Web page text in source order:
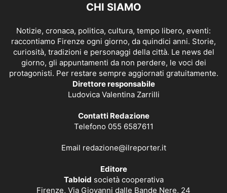
CHI SIAMO
Notizie, cronaca, politica, cultura, tempo libero, eventi:
raccontiamo Firenze ogni giorno, da quindici anni. Storie,
curiosità, tradizioni e personaggi della città. Le news del
giorno, gli appuntamenti da non perdere, le voci dei
protagonisti. Per restare sempre aggiornati gratuitamente.
Direttore responsabile
Ludovica Valentina Zarrilli
Contatti Redazione
Telefono 055 6587611
Email redazione@ilreporter.it
Editore
Tabloid società cooperativa
Firenze, Via Giovanni dalle Bande Nere, 24